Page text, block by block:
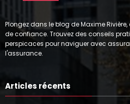
Plongez dans le blog de Maxime
de confiance. Trouvez des conseils
perspicaces pour naviguer avec
l'assurance.
Articles récents